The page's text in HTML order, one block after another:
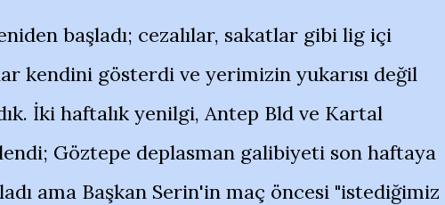
başladı; cezalılar, sakatlar gibi lig içi
kendini gösterdi ve yerimizin yukarısı değil
İki haftalık yenilgi, Antep Bld ve Kartal
Göztepe deplasman galibiyeti son haftaya
ama Başkan Serin'in maç öncesi "istediğimiz